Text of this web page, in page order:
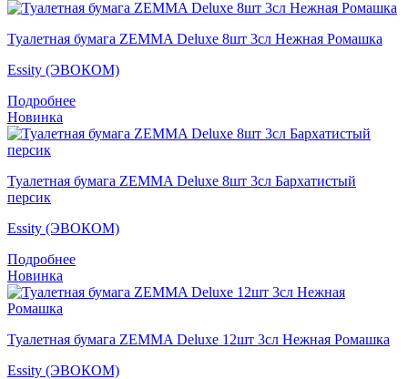
Туалетная бумага ZEMMA Deluxe 8шт 3сл Нежная Ромашка
Essity (ЭВОКОМ)
Подробнее
Новинка
Туалетная бумага ZEMMA Deluxe 8шт 3сл Бархатистый
персик
Essity (ЭВОКОМ)
Подробнее
Новинка
Туалетная бумага ZEMMA Deluxe 12шт 3сл Нежная Ромашка
Essity (ЭВОКОМ)